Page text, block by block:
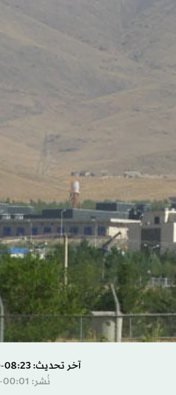
آخر تحديث: 08:23-10 يونيو 2016 م ـ 05 رَمضان 1437 هـ
نُشر: 00:01-15 يوليو 2015 م ـ 29 رَمضان 1436 هـ